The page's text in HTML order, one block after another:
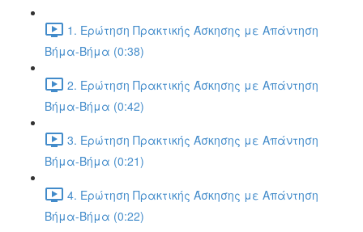
1. Ερώτηση Πρακτικής Άσκησης με Απάντηση
Βήμα-Βήμα (0:38)
2. Ερώτηση Πρακτικής Άσκησης με Απάντηση
Βήμα-Βήμα (0:42)
3. Ερώτηση Πρακτικής Άσκησης με Απάντηση
Βήμα-Βήμα (0:21)
4. Ερώτηση Πρακτικής Άσκησης με Απάντηση
Βήμα-Βήμα (0:22)